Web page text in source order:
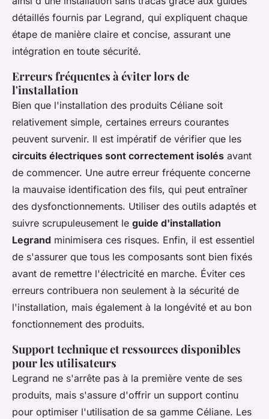
détaillés fournis par Legrand, qui expliquent chaque
étape de manière claire et concise, assurant une
intégration en toute sécurité.
Erreurs fréquentes à éviter lors de
l'installation
Bien que l'installation des produits Céliane soit
relativement simple, certaines erreurs courantes
peuvent survenir. Il est impératif de vérifier que les
circuits électriques sont correctement isolés avant
de commencer. Une autre erreur fréquente concerne
la mauvaise identification des fils, qui peut entraîner
des dysfonctionnements. Utiliser des outils adaptés et
suivre scrupuleusement le guide d'installation
Legrand minimisera ces risques. Enfin, il est essentiel
de s'assurer que tous les composants sont bien fixés
avant de remettre l'électricité en marche. Éviter ces
erreurs contribuera non seulement à la sécurité de
l'installation, mais également à la longévité et au bon
fonctionnement des produits.
Support technique et ressources disponibles
pour les utilisateurs
Legrand ne s'arrête pas à la première vente de ses
produits, mais s'assure d'offrir un support continu
pour optimiser l'utilisation de sa gamme Céliane. Les